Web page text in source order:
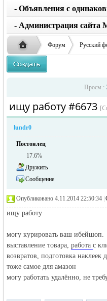
нажмите кнопку создать
- Объявления с
размещаются не чаще 1
заглавные буквы вместо
удаление объявления
- Администрация сайта
ответственности за
объявлений
Форум Русский
Объявления в Германии
›
Просм.:
ищу работу #6673
lundr0
Постоялец
17.6%
Дружить
Сообщение
Опубликовано 4.11.2014 22:50:34
ищу работу
могу курировать ваш ибейшоп.
выставление товара,работас
возвратов, подготовка наклеек
тоже самое для амазон
могу работать удалённо, не